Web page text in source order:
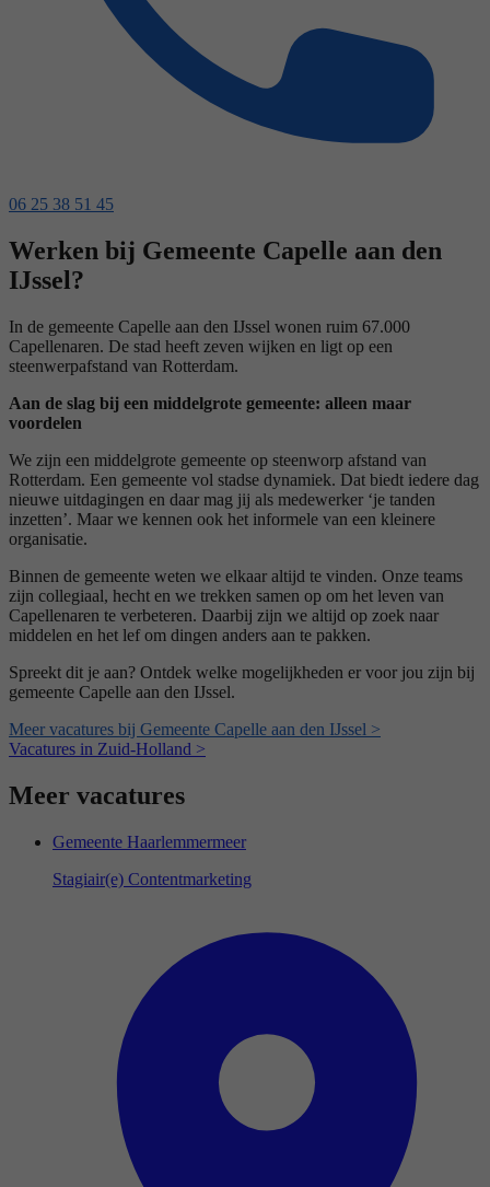
06 25 38 51 45
Werken bij Gemeente Capelle aan den
IJssel?
In de gemeente Capelle aan den IJssel wonen ruim 67.000
Capellenaren. De stad heeft zeven wijken en ligt op een
steenwerpafstand van Rotterdam.
Aan de slag bij een middelgrote gemeente: alleen maar
voordelen
We zijn een middelgrote gemeente op steenworp afstand van
Rotterdam. Een gemeente vol stadse dynamiek. Dat biedt iedere dag
nieuwe uitdagingen en daar mag jij als medewerker ‘je tanden
inzetten’. Maar we kennen ook het informele van een kleinere
organisatie.
Binnen de gemeente weten we elkaar altijd te vinden. Onze teams
zijn collegiaal, hecht en we trekken samen op om het leven van
Capellenaren te verbeteren. Daarbij zijn we altijd op zoek naar
middelen en het lef om dingen anders aan te pakken.
Spreekt dit je aan? Ontdek welke mogelijkheden er voor jou zijn bij
gemeente Capelle aan den IJssel.
Meer vacatures bij Gemeente Capelle aan den IJssel >
Vacatures in Zuid-Holland >
Meer vacatures
Gemeente Haarlemmermeer
Stagiair(e) Contentmarketing